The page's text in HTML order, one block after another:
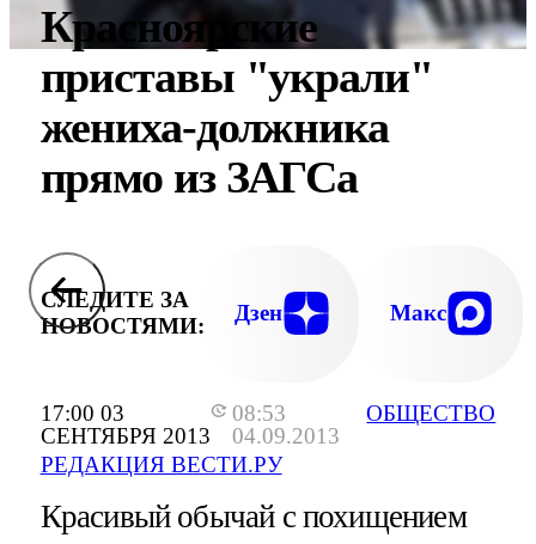
17:00 03
СЕНТЯБРЯ 2013
08:53
04.09.2013
РЕДАКЦИЯ ВЕСТИ.РУ
ОБЩЕСТВО
Красноярские
приставы "украли"
жениха-должника
прямо из ЗАГСа
СЛЕДИТЕ ЗА
НОВОСТЯМИ:
Дзен Макс
Красивый обычай с похищением